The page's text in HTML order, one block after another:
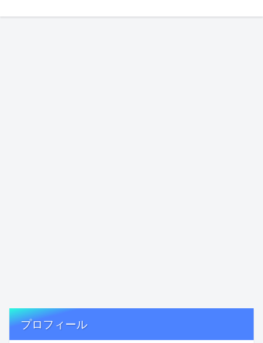
プロフィール